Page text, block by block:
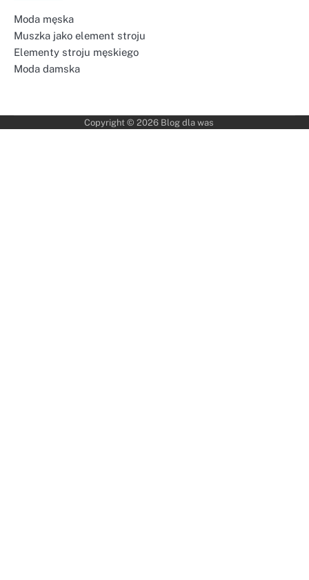
Moda męska
Muszka jako element stroju
Elementy stroju męskiego
Moda damska
Copyright © 2026 Blog dla was